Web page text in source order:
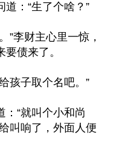
：“生了个啥？”
”李财主心里一惊，
债来了。
孩子取个名吧。”
“就叫个小和尚
叫响了，外面人便